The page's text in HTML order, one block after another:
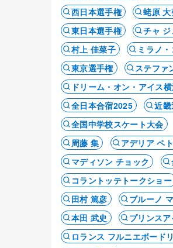
西日本選手権
蛯原 大
東日本選手権
チャ
村上 佳菜子
ミラノ
東京選手権
ステファ
ドリーム・オン・アイス
全日本合宿2025
近
全国中学校スケート大会
周藤 集
アデリア ペ
マディソン チョック
コラントッテトークショー
田村 篤彦
ブルーノ
本田 武史
プリンス
ロランス フルニエボード